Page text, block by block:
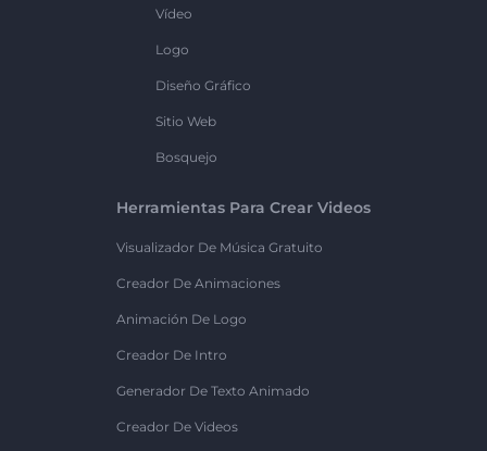
Vídeo
Logo
Diseño Gráfico
Sitio Web
Bosquejo
Herramientas Para Crear Videos
Visualizador De Música Gratuito
Creador De Animaciones
Animación De Logo
Creador De Intro
Generador De Texto Animado
Creador De Videos